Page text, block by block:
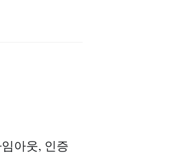
아웃, 인증